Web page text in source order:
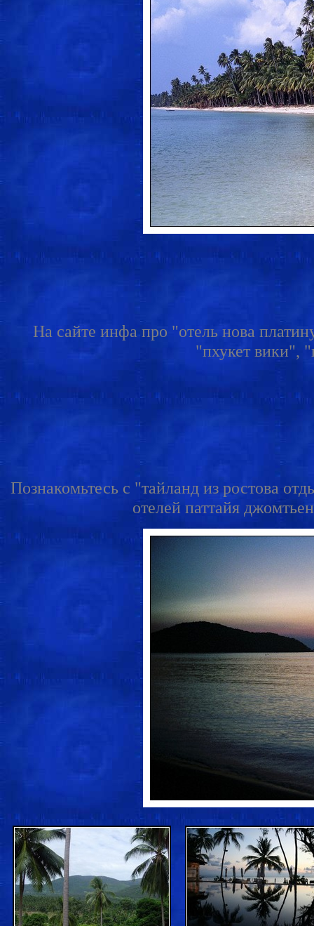
На сайте инфа про "отель нова
"пхукет вики",
Познакомьтесь с "тайланд из ростова
отелей паттайя